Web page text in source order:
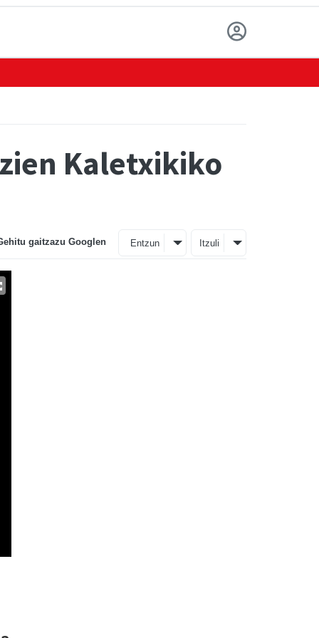
Kaletxikiko
gaitzazu Googlen Entzun Itzuli